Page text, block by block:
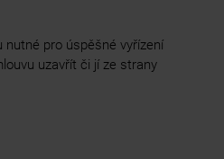
nutné pro úspěšné vyřízení
uzavřít či jí ze strany